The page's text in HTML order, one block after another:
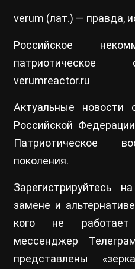
verum (лат.) — правда,
Российское
патриотическое
verumreactor.ru
Актуальные новости
Российской
Патриотическое
поколения.
Зарегистрируйтесь
замене и
кого не работает
мессенджер
представлены